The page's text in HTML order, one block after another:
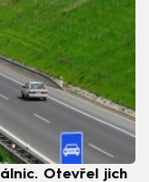
Otevřel jich